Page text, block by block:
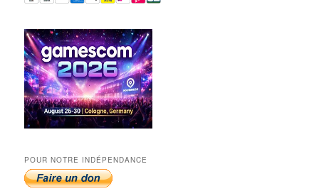
POUR NOTRE INDÉPENDANCE